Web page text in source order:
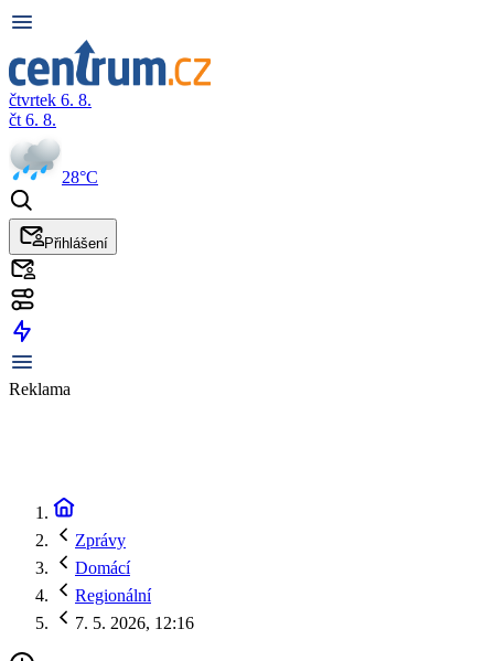
čtvrtek 6. 8.
čt 6. 8.
28°C
Přihlášení
Reklama
Zprávy
Domácí
Regionální
7. 5. 2026, 12:16